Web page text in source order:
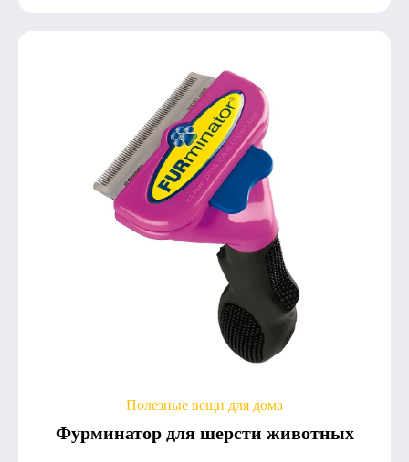
Полезные вещи для дома
Фурминатор для шерсти животных